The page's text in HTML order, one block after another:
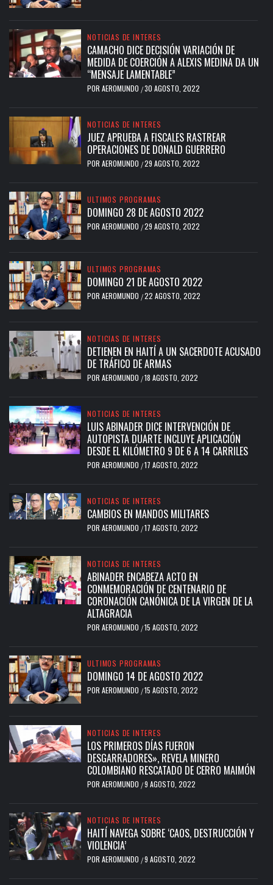
NOTICIAS DE INTERES
CAMACHO DICE DECISIÓN VARIACIÓN DE
MEDIDA DE COERCIÓN A ALEXIS MEDINA DA UN
“MENSAJE LAMENTABLE”
POR AEROMUNDO /30 AGOSTO, 2022
NOTICIAS DE INTERES
JUEZ APRUEBA A FISCALES RASTREAR
OPERACIONES DE DONALD GUERRERO
POR AEROMUNDO /29 AGOSTO, 2022
ULTIMOS PROGRAMAS
DOMINGO 28 DE AGOSTO 2022
POR AEROMUNDO /29 AGOSTO, 2022
ULTIMOS PROGRAMAS
DOMINGO 21 DE AGOSTO 2022
POR AEROMUNDO /22 AGOSTO, 2022
NOTICIAS DE INTERES
DETIENEN EN HAITÍ A UN SACERDOTE ACUSADO
DE TRÁFICO DE ARMAS
POR AEROMUNDO /18 AGOSTO, 2022
NOTICIAS DE INTERES
LUIS ABINADER DICE INTERVENCIÓN DE
AUTOPISTA DUARTE INCLUYE APLICACIÓN
DESDE EL KILÓMETRO 9 DE 6 A 14 CARRILES
POR AEROMUNDO /17 AGOSTO, 2022
NOTICIAS DE INTERES
CAMBIOS EN MANDOS MILITARES
POR AEROMUNDO /17 AGOSTO, 2022
NOTICIAS DE INTERES
ABINADER ENCABEZA ACTO EN
CONMEMORACIÓN DE CENTENARIO DE
CORONACIÓN CANÓNICA DE LA VIRGEN DE LA
ALTAGRACIA
POR AEROMUNDO /15 AGOSTO, 2022
ULTIMOS PROGRAMAS
DOMINGO 14 DE AGOSTO 2022
POR AEROMUNDO /15 AGOSTO, 2022
NOTICIAS DE INTERES
LOS PRIMEROS DÍAS FUERON
DESGARRADORES», REVELA MINERO
COLOMBIANO RESCATADO DE CERRO MAIMÓN
POR AEROMUNDO /9 AGOSTO, 2022
NOTICIAS DE INTERES
HAITÍ NAVEGA SOBRE ‘CAOS, DESTRUCCIÓN Y
VIOLENCIA’
POR AEROMUNDO /9 AGOSTO, 2022